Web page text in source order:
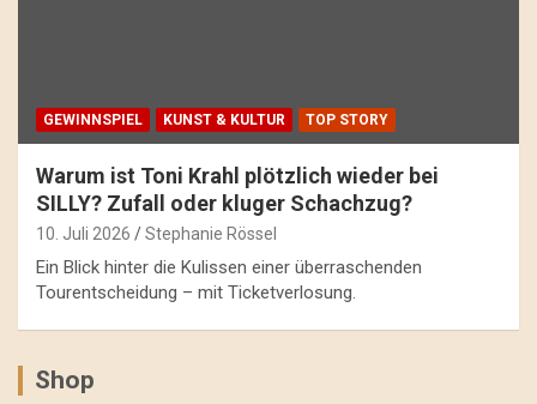
GEWINNSPIEL KUNST & KULTUR TOP STORY
Warum ist Toni Krahl plötzlich wieder bei
SILLY? Zufall oder kluger Schachzug?
10. Juli 2026 Stephanie Rössel
Ein Blick hinter die Kulissen einer überraschenden
Tourentscheidung – mit Ticketverlosung.
Shop